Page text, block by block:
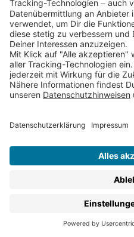
Religionen vertraut
Umgang mit Gefühlen, die
Lebens und nach Werten
stehen im Mittelpunkt und
mal unterhaltsam, aber
illustriert für Kinder
wieRainer Oberthür,
Barbara Nascimbeniund
Buch auf diesen Seiten